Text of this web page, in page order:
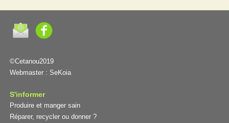
©Cetanou2019
Webmaster : SeKoia
S'informer
Produire et manger sain
Réparer, recycler ou donner ?